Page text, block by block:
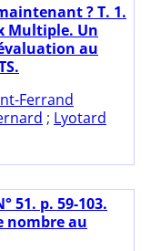
? T. 1.
Multiple. Un
au
Ferrand
; Lyotard
51. p. 59-103.
nombre au